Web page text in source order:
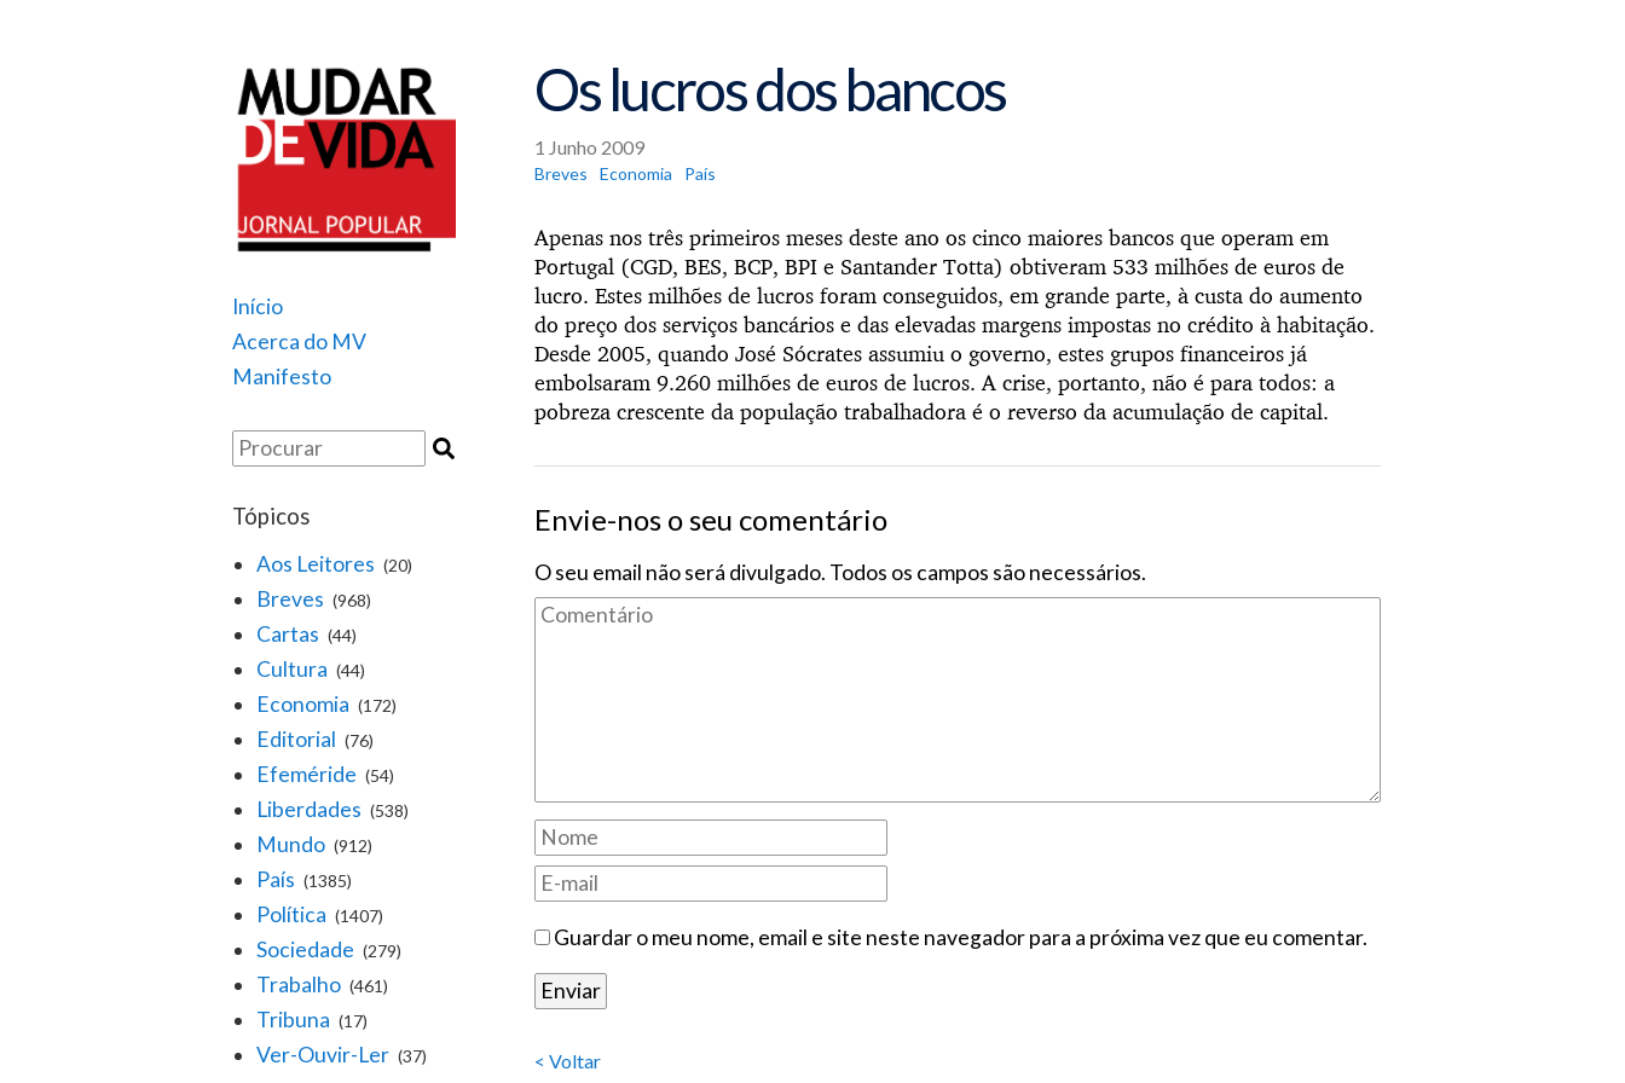
Início
Acerca do MV
Manifesto
Tópicos
Aos Leitores (20)
Breves (968)
Cartas (44)
Cultura (44)
Economia (172)
Editorial (76)
Efeméride (54)
Liberdades (538)
Mundo (912)
País (1385)
Política (1407)
Sociedade (279)
Trabalho (461)
Tribuna (17)
Ver-Ouvir-Ler (37)
Os lucros dos bancos
1 Junho 2009
Breves Economia País
Apenas nos três primeiros meses deste ano os cinco maiores bancos que operam em
Portugal (CGD, BES, BCP, BPI e Santander Totta) obtiveram 533 milhões de euros de
lucro. Estes milhões de lucros foram conseguidos, em grande parte, à custa do aumento
do preço dos serviços bancários e das elevadas margens impostas no crédito à habitação.
Desde 2005, quando José Sócrates assumiu o governo, estes grupos financeiros já
embolsaram 9.260 milhões de euros de lucros. A crise, portanto, não é para todos: a
pobreza crescente da população trabalhadora é o reverso da acumulação de capital.
Envie-nos o seu comentário
O seu email não será divulgado. Todos os campos são necessários.
Guardar o meu nome, email e site neste navegador para a próxima vez que eu comentar.
< Voltar